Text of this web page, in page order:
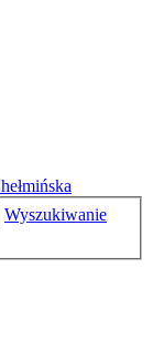
Wyszukiwanie